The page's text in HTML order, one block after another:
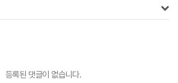
등록된 댓글이 없습니다.